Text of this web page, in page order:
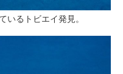
いるトビエイ発見。